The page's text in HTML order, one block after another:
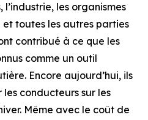
les organismes
toutes les autres parties
contribué à ce que les
comme un outil
Encore aujourd’hui, ils
conducteurs sur les
Même avec le coût de